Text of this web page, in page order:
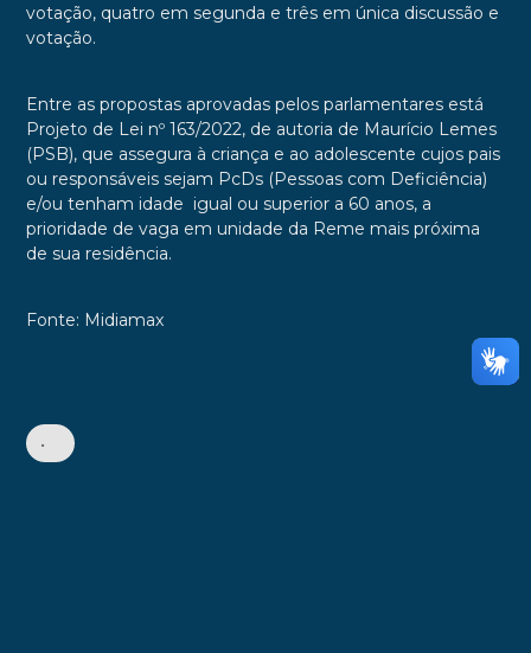
votação, quatro em segunda e três em única discussão e
votação.
Entre as propostas aprovadas pelos parlamentares está
Projeto de Lei nº 163/2022, de autoria de Maurício Lemes
(PSB), que assegura à criança e ao adolescente cujos pais
ou responsáveis sejam PcDs (Pessoas com Deficiência)
e/ou tenham idade igual ou superior a 60 anos, a
prioridade de vaga em unidade da Reme mais próxima
de sua residência.
Fonte: Midiamax
•